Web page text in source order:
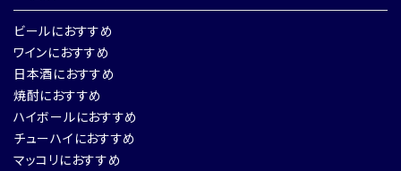
ビールにおすすめ
ワインにおすすめ
日本酒におすすめ
焼酎におすすめ
ハイボールにおすすめ
チューハイにおすすめ
マッコリにおすすめ